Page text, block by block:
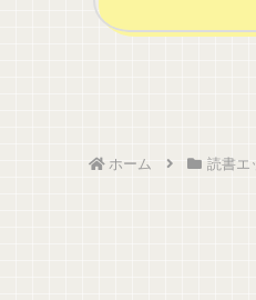
ホーム 読書エ